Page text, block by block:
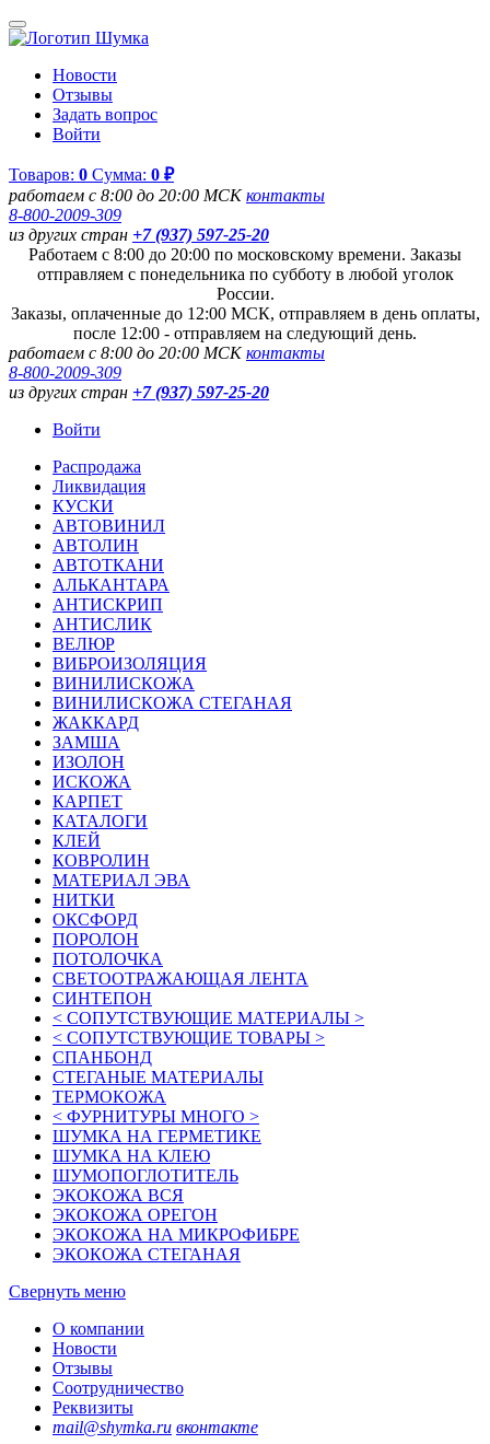
Новости
Отзывы
Задать вопрос
Войти
Товаров: 0 Сумма: 0 ₽
работаем с 8:00 до 20:00 МСКконтакты
8-800-2009-309
из других стран +7 (937) 597-25-20
Работаем с 8:00 до 20:00 по московскому времени. Заказы
отправляем с понедельника по субботу в любой уголок
России.
Заказы, оплаченные до 12:00 МСК, отправляем в день оплаты,
после 12:00 - отправляем на следующий день.
работаем с 8:00 до 20:00 МСКконтакты
8-800-2009-309
из других стран +7 (937) 597-25-20
Войти
Распродажа
Ликвидация
КУСКИ
АВТОВИНИЛ
АВТОЛИН
АВТОТКАНИ
АЛЬКАНТАРА
АНТИСКРИП
АНТИСЛИК
ВЕЛЮР
ВИБРОИЗОЛЯЦИЯ
ВИНИЛИСКОЖА
ВИНИЛИСКОЖА СТЕГАНАЯ
ЖАККАРД
ЗАМША
ИЗОЛОН
ИСКОЖА
КАРПЕТ
КАТАЛОГИ
КЛЕЙ
КОВРОЛИН
МАТЕРИАЛ ЭВА
НИТКИ
ОКСФОРД
ПОРОЛОН
ПОТОЛОЧКА
СВЕТООТРАЖАЮЩАЯ ЛЕНТА
СИНТЕПОН
< СОПУТСТВУЮЩИЕ МАТЕРИАЛЫ >
< СОПУТСТВУЮЩИЕ ТОВАРЫ >
СПАНБОНД
СТЕГАНЫЕ МАТЕРИАЛЫ
ТЕРМОКОЖА
< ФУРНИТУРЫ МНОГО >
ШУМКА НА ГЕРМЕТИКЕ
ШУМКА НА КЛЕЮ
ШУМОПОГЛОТИТЕЛЬ
ЭКОКОЖА ВСЯ
ЭКОКОЖА ОРЕГОН
ЭКОКОЖА НА МИКРОФИБРЕ
ЭКОКОЖА СТЕГАНАЯ
Свернуть меню
О компании
Новости
Отзывы
Соотрудничество
Реквизиты
mail@shymka.ru вконтакте